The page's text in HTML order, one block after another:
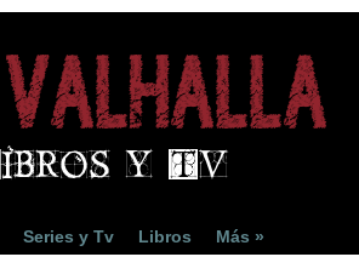
Series y Tv Libros Más »